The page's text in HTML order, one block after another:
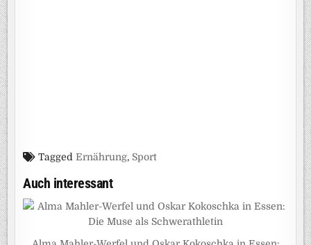
TaggedErnährung, Sport
Auch interessant